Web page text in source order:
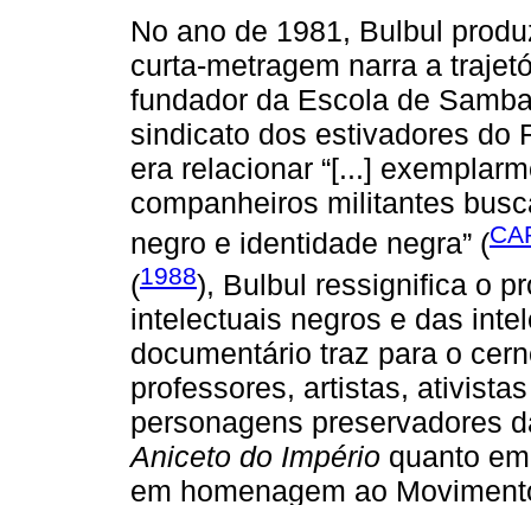
No ano de 1981, Bulbul
curta-metragem narra a
fundador da Escola de
sindicato dos estivadores do
era relacionar “[...]
companheiros militantes
negro e identidade negra” (
(1988), Bulbul ressignifica o
intelectuais negros e das
documentário traz para o
professores, artistas,
personagens preservadores
Aniceto do Império quanto
em homenagem ao